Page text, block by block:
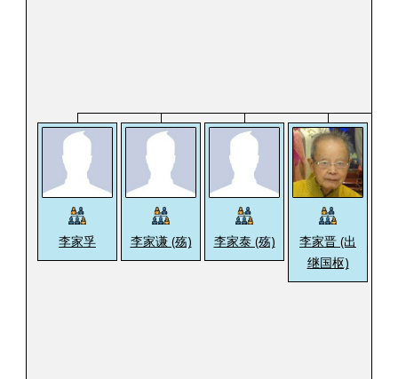
李家孚 李家谦 (殇) 李家泰 (殇)
李家晋 (出
继国枢)